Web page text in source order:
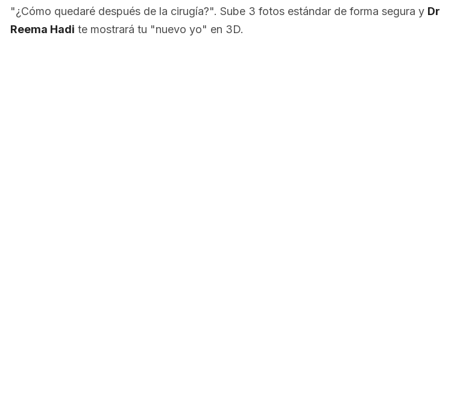
"¿Cómo quedaré después de la cirugía?". Sube 3 fotos estándar de forma segura y Dr
Reema Hadi te mostrará tu "nuevo yo" en 3D.